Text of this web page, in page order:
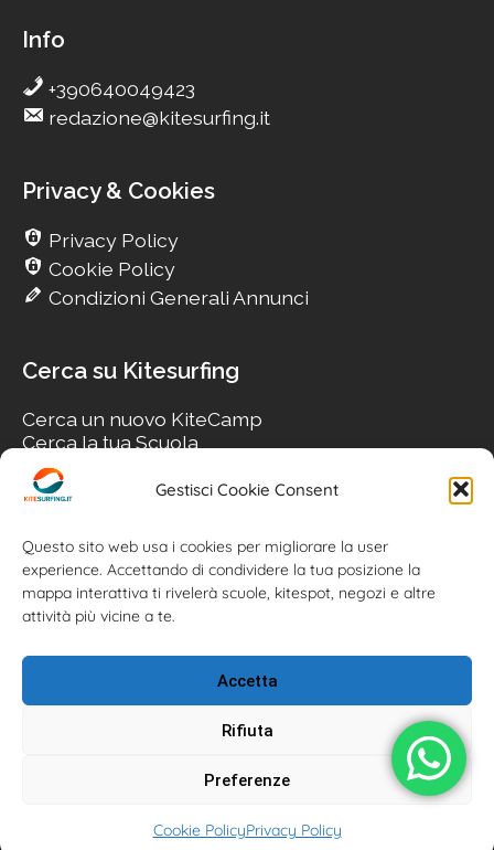
Gestisci Cookie Consent
Questo sito web usa i cookies per migliorare la user
experience. Accettando di condividere la tua posizione la
mappa interattiva ti rivelerà scuole, kitespot, negozi e altre
attività più vicine a te.
Accetta
Rifiuta
Preferenze
Cookie PolicyPrivacy Policy
Info
+390640049423
redazione@kitesurfing.it
Privacy & Cookies
Privacy Policy
Cookie Policy
Condizioni Generali Annunci
Cerca su Kitesurfing
Cerca un nuovo KiteCamp
Cerca la tua Scuola
Cerca il tuo KiteSpot
Cerca Accommodation
Cerca il tuo Usato
Kitesurfing powered by Associazione Kitesurf Italiana